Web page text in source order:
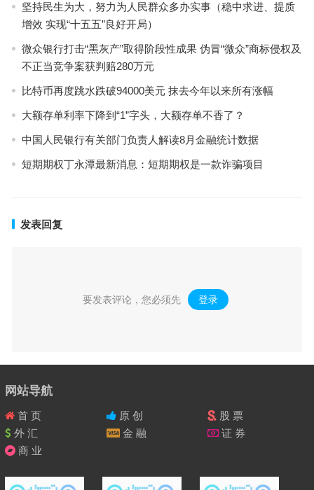
坚持民生为大，努力为人民群众多办实事（稳中求进、提质
增效 实现“十五五”良好开局）
微众银行打击“黑灰产”取得阶段性成果 伪冒“微众”商标侵权及
不正当竞争案获判赔280万元
比特币再度跳水跌破94000美元 抹去今年以来所有涨幅
大额存单利率下降到“1”字头，大额存单不香了？
中国人民银行有关部门负责人解读8月金融统计数据
短期期权丁永潭最新消息：短期期权是一款诈骗项目
发表回复
要发表评论，您必须先 登录 。
网站导航
首 页 原 创
股 票
外 汇
金 融
证 券
商 业